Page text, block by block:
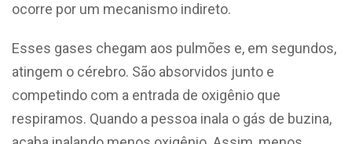
ocorre por um mecanismo indireto.
Esses gases chegam aos pulmões e, em segundos,
atingem o cérebro. São absorvidos junto e
competindo com a entrada de oxigênio que
respiramos. Quando a pessoa inala o gás de buzina,